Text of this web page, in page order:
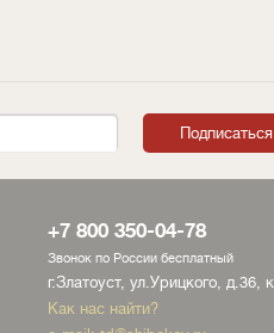
+7 800 350-04-78
Звонок по России бесплатный
г.Златоуст, ул.Урицкого, д.36,
Как нас найти?